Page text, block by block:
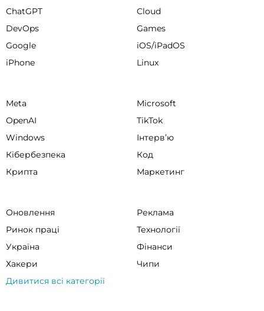
ChatGPT
Cloud
DevOps
Games
Google
iOS/iPadOS
iPhone
Linux
Meta
Microsoft
OpenAI
TikTok
Windows
Інтервʼю
Кібербезпека
Код
Крипта
Маркетинг
Оновлення
Реклама
Ринок праці
Технології
Україна
Фінанси
Хакери
Чипи
Дивитися всі категорії